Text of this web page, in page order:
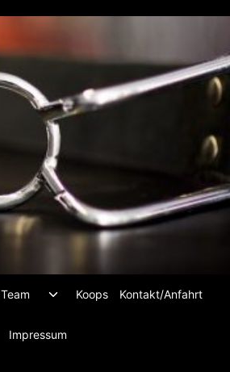
Team
Untermenü
umschalten
Koops Kontakt/Anfahrt
Impressum